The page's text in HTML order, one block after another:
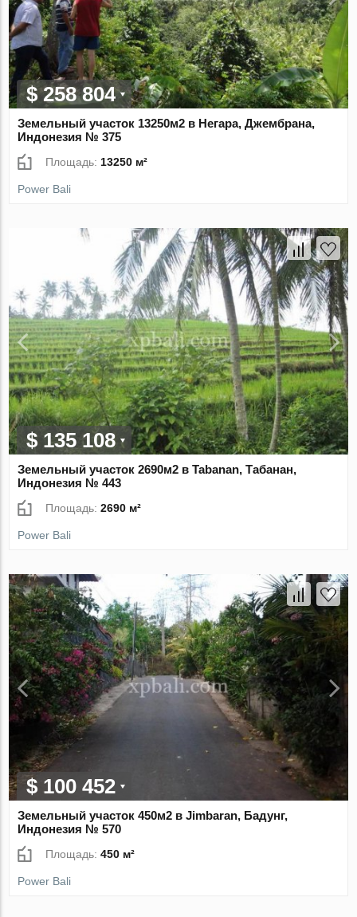
$ 258 804
Земельный участок 13250м2 в Негара, Джембрана,
Индонезия № 375
Площадь:13250 м²
Power Bali
$ 135 108
Земельный участок 2690м2 в Tabanan, Табанан,
Индонезия № 443
Площадь:2690 м²
Power Bali
$ 100 452
Земельный участок 450м2 в Jimbaran, Бадунг,
Индонезия № 570
Площадь:450 м²
Power Bali